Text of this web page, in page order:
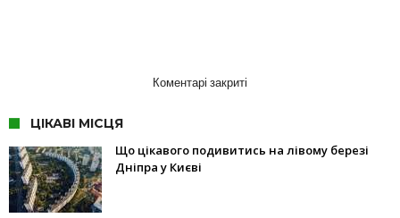
Коментарі закриті
ЦІКАВІ МІСЦЯ
Що цікавого подивитись на лівому березі
Дніпра у Києві